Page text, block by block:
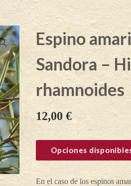
Espino
Sandora –
rhamnoides
12,00€
Opciones
En el caso de los espinos